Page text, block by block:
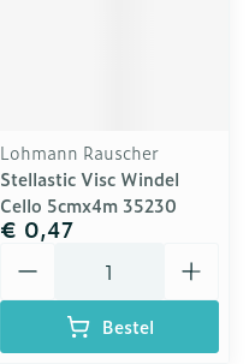
Lohmann Rauscher
Stellastic Visc Windel
Cello 5cmx4m 35230
€ 0,47
Bestel